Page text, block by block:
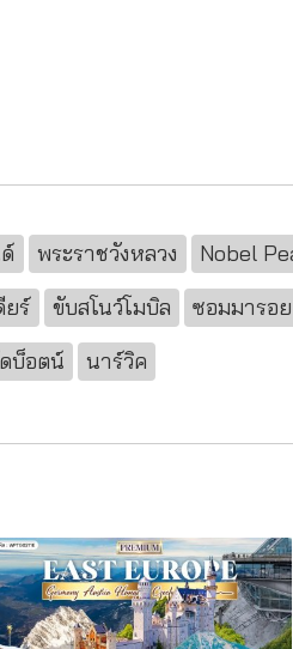
พระราชวังหลวง Nobel
ยร์ ขับสโนว์โมบิล ซอมมารอย
บ็อตน์ นาร์วิค